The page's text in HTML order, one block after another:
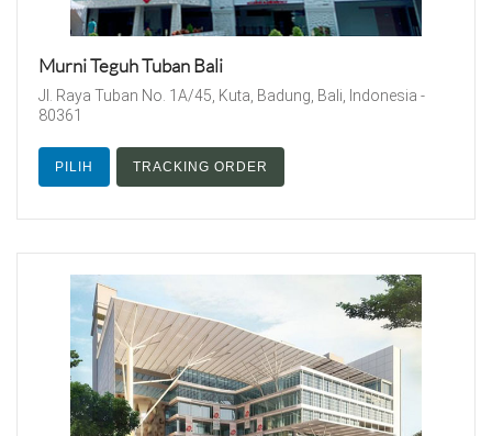
Murni Teguh Tuban Bali
Jl. Raya Tuban No. 1A/45, Kuta, Badung, Bali, Indonesia -
80361
PILIH TRACKING ORDER